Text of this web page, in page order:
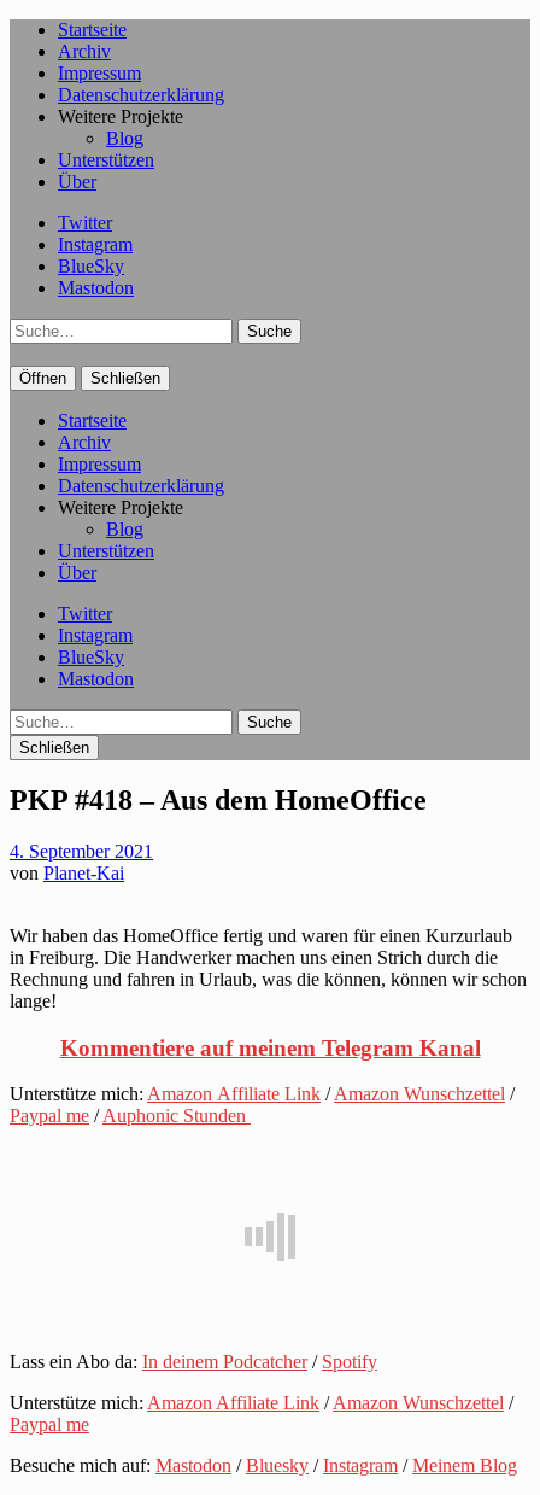
Startseite
Archiv
Impressum
Datenschutzerklärung
Weitere Projekte
Blog
Unterstützen
Über
Twitter
Instagram
BlueSky
Mastodon
Suche
Öffnen Schließen
Startseite
Archiv
Impressum
Datenschutzerklärung
Weitere Projekte
Blog
Unterstützen
Über
Twitter
Instagram
BlueSky
Mastodon
Suche
Schließen
PKP #418 – Aus dem HomeOffice
4. September 2021
von Planet-Kai
Wir haben das HomeOffice fertig und waren für einen Kurzurlaub
in Freiburg. Die Handwerker machen uns einen Strich durch die
Rechnung und fahren in Urlaub, was die können, können wir schon
lange!
Kommentiere auf meinem Telegram Kanal
Unterstütze mich: Amazon Affiliate Link /Amazon Wunschzettel /
Paypal me /Auphonic Stunden
Lass ein Abo da: In deinem Podcatcher/ Spotify
Unterstütze mich: Amazon Affiliate Link /Amazon Wunschzettel /
Paypal me
Besuche mich auf: Mastodon /Bluesky /Instagram /Meinem Blog